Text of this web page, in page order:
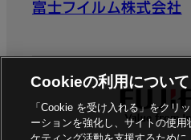
富士フイルム株式会社
Cookieの利用について
「Cookie を受け入れる」をクリ
ーションを強化し、サイトの使